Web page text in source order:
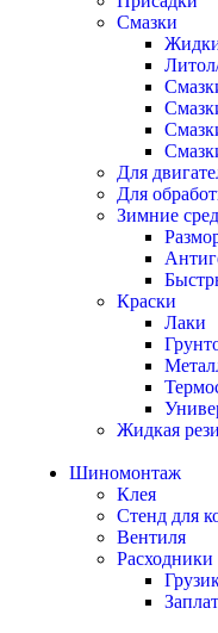
Смазки
Для
Для
Зимние
Краски
Лаки
Жидкая
Шиномонтаж
Клея
Стенд для
Вентиля
Расходники